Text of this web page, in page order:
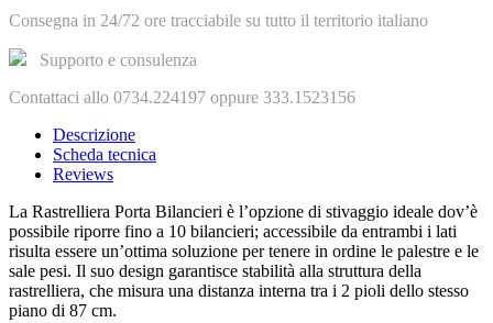
Consegna in 24/72 ore tracciabile su tutto il territorio italiano
Supporto e consulenza
Contattaci allo 0734.224197 oppure 333.1523156
Descrizione
Scheda tecnica
Reviews
La Rastrelliera Porta Bilancieri è l’opzione di stivaggio ideale dov’è
possibile riporre fino a 10 bilancieri; accessibile da entrambi i lati
risulta essere un’ottima soluzione per tenere in ordine le palestre e le
sale pesi. Il suo design garantisce stabilità alla struttura della
rastrelliera, che misura una distanza interna tra i 2 pioli dello stesso
piano di 87 cm.